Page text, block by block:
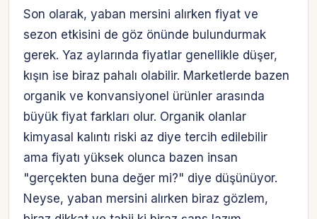
Son olarak, yaban mersini alırken fiyat ve
sezon etkisini de göz önünde bulundurmak
gerek. Yaz aylarında fiyatlar genellikle düşer,
kışın ise biraz pahalı olabilir. Marketlerde bazen
organik ve konvansiyonel ürünler arasında
büyük fiyat farkları olur. Organik olanlar
kimyasal kalıntı riski az diye tercih edilebilir
ama fiyatı yüksek olunca bazen insan
"gerçekten buna değer mi?" diye düşünüyor.
Neyse, yaban mersini alırken biraz gözlem,